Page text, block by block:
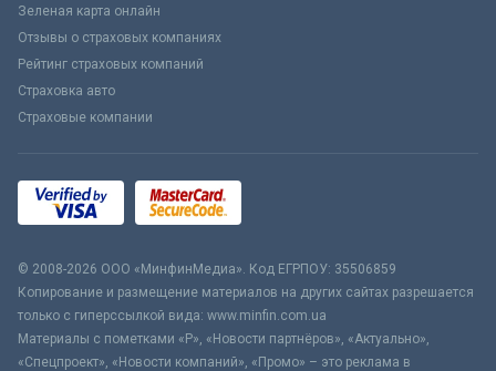
Зеленая карта онлайн
Отзывы о страховых компаниях
Рейтинг страховых компаний
Страховка авто
Страховые компании
© 2008-2026 ООО «МинфинМедиа». Код ЕГРПОУ: 35506859
Копирование и размещение материалов на других сайтах разрешается
только с гиперссылкой вида: www.minfin.com.ua
Материалы с пометками «Р», «Новости партнёров», «Актуально»,
«Спецпроект», «Новости компаний», «Промо» – это реклама в